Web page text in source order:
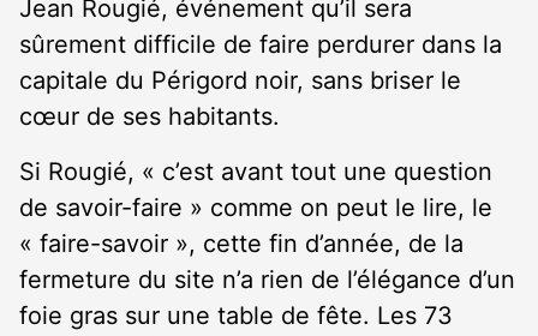
Jean Rougié, événement qu’il sera
sûrement difficile de faire perdurer dans la
capitale du Périgord noir, sans briser le
cœur de ses habitants.
Si Rougié, « c’est avant tout une question
de savoir-faire » comme on peut le lire, le
« faire-savoir », cette fin d’année, de la
fermeture du site n’a rien de l’élégance d’un
foie gras sur une table de fête. Les 73